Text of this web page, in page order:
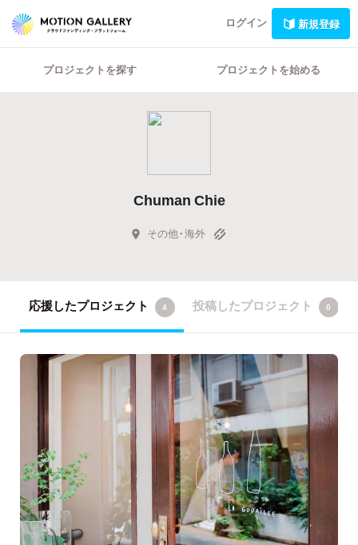
ログイン 新規登録
プロジェクトを探す プロジェクトを始める
Chuman Chie
その他・海外
応援したプロジェクト 4 投稿したプロジェクト 0